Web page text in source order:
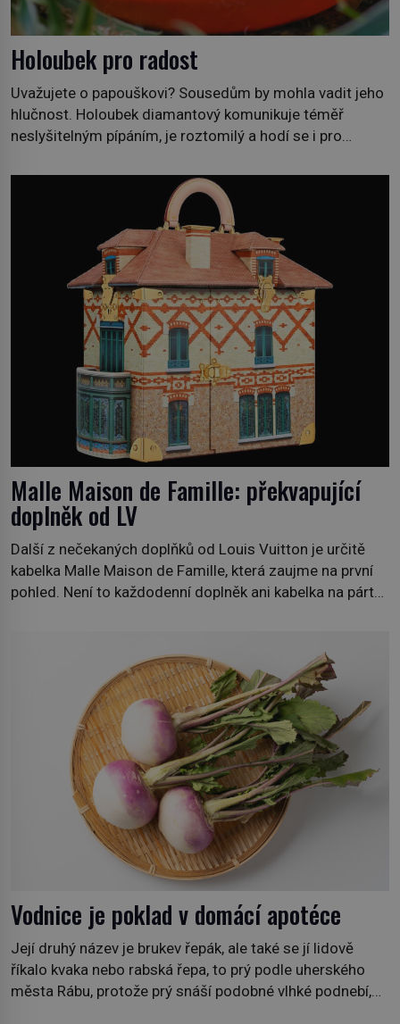
Holoubek pro radost
Uvažujete o papouškovi? Sousedům by mohla vadit jeho
hlučnost. Holoubek diamantový komunikuje téměř
neslyšitelným pípáním, je roztomilý a hodí se i pro
klidného ptáčka, který většinu dne jen posedává. Hodně
času tráví na zemi, kde sbírá zbytky semínek Jeho
domovinou je prakticky celá Austrálie s výjimkou
pobřežní oblasti. […]
Malle Maison de Famille: překvapující
doplněk od LV
Další z nečekaných doplňků od Louis Vuitton je určitě
kabelka Malle Maison de Famille, která zaujme na první
pohled. Není to každodenní doplněk ani kabelka na párty,
adrese 18 Rue Louis Vuitton, které bylo postaveno v
roce 1869. […]
Vodnice je poklad v domácí apotéce
Její druhý název je brukev řepák, ale také se jí lidově
říkalo kvaka nebo rabská řepa, to prý podle uherského
města Rábu, protože prý snáší podobné vlhké podnebí,